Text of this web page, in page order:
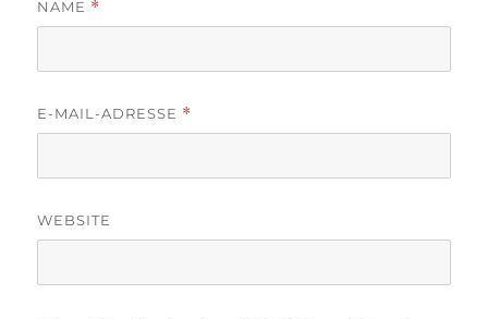
NAME *
E-MAIL-ADRESSE *
WEBSITE